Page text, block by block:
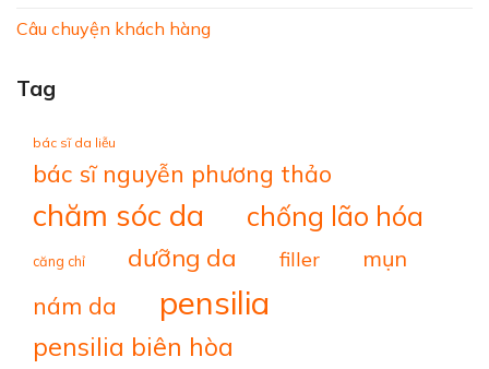
Câu chuyện khách hàng
Tag
bác sĩ da liễu
bác sĩ nguyễn phương thảo
chăm sóc da chống lão hóa
căng chỉ dưỡng da filler mụn
nám da pensilia
pensilia biên hòa